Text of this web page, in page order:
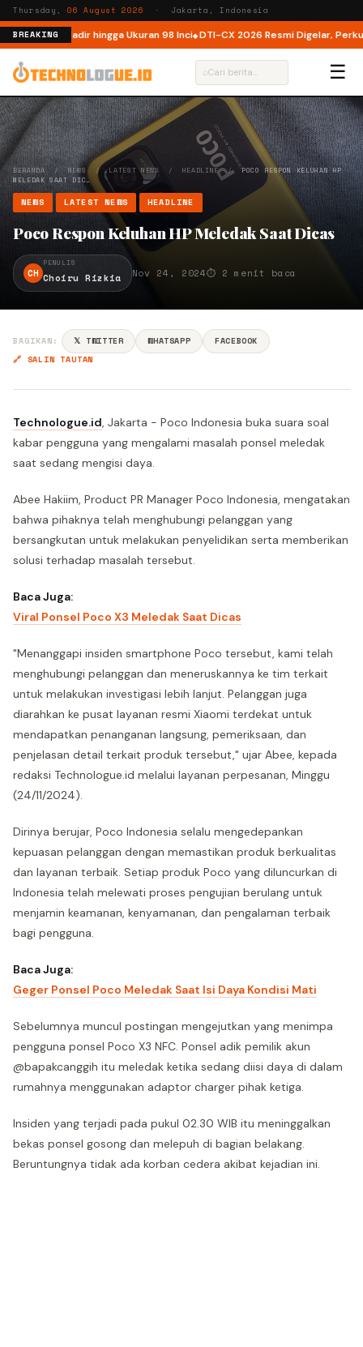
Thursday,06 August 2026 · Jakarta, Indonesia
BREAKING
Kini Hadir hingga Ukuran 98 Inci DTI-CX 2026 Resmi Digelar,
⌕ ☰
BERANDA/NEWS / LATEST NEWS / HEADLINE/POCO RESPON KELUHAN HP
MELEDAK SAAT DIC…
NEWS LATEST NEWS HEADLINE
Poco Respon Keluhan HP Meledak Saat Dicas
CH
PENULIS
Choiru Rizkia Nov 24, 2024⏱ 2 menit baca
BAGIKAN: 𝕏 TWITTER WHATSAPP
FACEBOOK
🔗 SALIN TAUTAN
Technologue.id, Jakarta - Poco Indonesia buka suara soal
kabar pengguna yang mengalami masalah ponsel meledak
saat sedang mengisi daya.
Abee Hakiim, Product PR Manager Poco Indonesia, mengatakan
bahwa pihaknya telah menghubungi pelanggan yang
bersangkutan untuk melakukan penyelidikan serta memberikan
solusi terhadap masalah tersebut.
Baca Juga:
Viral Ponsel Poco X3 Meledak Saat Dicas
"Menanggapi insiden smartphone Poco tersebut, kami telah
menghubungi pelanggan dan meneruskannya ke tim terkait
untuk melakukan investigasi lebih lanjut. Pelanggan juga
diarahkan ke pusat layanan resmi Xiaomi terdekat untuk
mendapatkan penanganan langsung, pemeriksaan, dan
penjelasan detail terkait produk tersebut," ujar Abee, kepada
redaksi Technologue.id melalui layanan perpesanan, Minggu
(24/11/2024).
Dirinya berujar, Poco Indonesia selalu mengedepankan
kepuasan pelanggan dengan memastikan produk berkualitas
dan layanan terbaik. Setiap produk Poco yang diluncurkan di
Indonesia telah melewati proses pengujian berulang untuk
menjamin keamanan, kenyamanan, dan pengalaman terbaik
bagi pengguna.
Baca Juga:
Geger Ponsel Poco Meledak Saat Isi Daya Kondisi Mati
Sebelumnya muncul postingan mengejutkan yang menimpa
pengguna ponsel Poco X3 NFC. Ponsel adik pemilik akun
@bapakcanggih itu meledak ketika sedang diisi daya di dalam
rumahnya menggunakan adaptor charger pihak ketiga.
Insiden yang terjadi pada pukul 02.30 WIB itu meninggalkan
bekas ponsel gosong dan melepuh di bagian belakang.
Beruntungnya tidak ada korban cedera akibat kejadian ini.